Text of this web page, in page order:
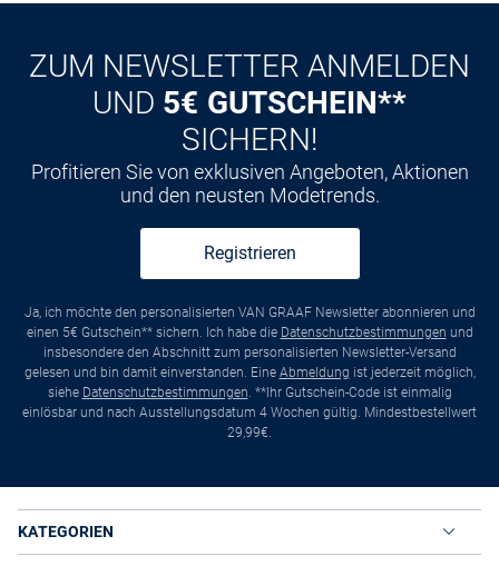
ZUM NEWSLETTER ANMELDEN
UND 5€ GUTSCHEIN**
SICHERN!
Profitieren Sie von exklusiven Angeboten, Aktionen
und den neusten Modetrends.
Registrieren
Ja, ich möchte den personalisierten VAN GRAAF Newsletter abonnieren und
einen 5€ Gutschein** sichern. Ich habe die Datenschutzbestimmungen und
insbesondere den Abschnitt zum personalisierten Newsletter-Versand
gelesen und bin damit einverstanden. Eine Abmeldung ist jederzeit möglich,
siehe Datenschutzbestimmungen. **Ihr Gutschein-Code ist einmalig
einlösbar und nach Ausstellungsdatum 4 Wochen gültig. Mindestbestellwert
29,99€.
KATEGORIEN